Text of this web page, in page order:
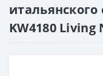
KW4180 Living